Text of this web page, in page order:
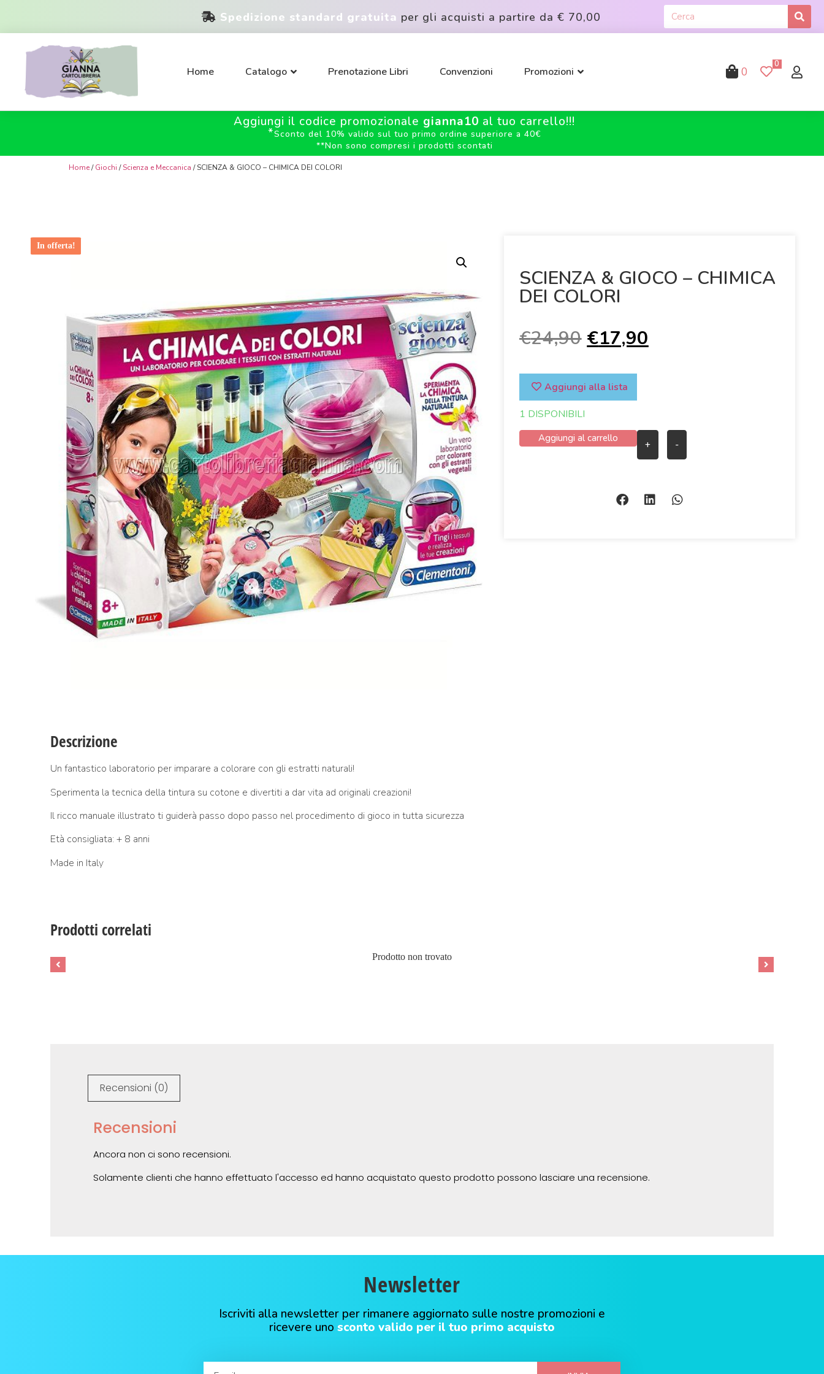
Spedizione standard gratuita per gli acquisti a partire da € 70,00
Home Catalogo Prenotazione Libri Convenzioni Promozioni 0
0
Aggiungi il codice promozionale gianna10 al tuo carrello!!!
*Sconto del 10% valido sul tuo primo ordine superiore a 40€
**Non sono compresi i prodotti scontati
Home/Giochi /Scienza e Meccanica / SCIENZA & GIOCO – CHIMICA DEI COLORI
In offerta!
SCIENZA & GIOCO – CHIMICA
DEI COLORI
€24,90 €17,90
Aggiungi alla lista
1 DISPONIBILI
+ -
Aggiungi al carrello
Descrizione
Un fantastico laboratorio per imparare a colorare con gli estratti naturali!
Sperimenta la tecnica della tintura su cotone e divertiti a dar vita ad originali creazioni!
Il ricco manuale illustrato ti guiderà passo dopo passo nel procedimento di gioco in tutta sicurezza
Età consigliata: + 8 anni
Made in Italy
Prodotti correlati
Prodotto non trovato
Recensioni (0)
Recensioni
Ancora non ci sono recensioni.
Solamente clienti che hanno effettuato l'accesso ed hanno acquistato questo prodotto possono lasciare una recensione.
Newsletter
Iscriviti alla newsletter per rimanere aggiornato sulle nostre promozioni e
ricevere uno sconto valido per il tuo primo acquisto